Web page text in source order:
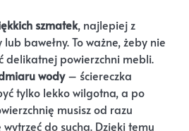
szmatek, najlepiej z
bawełny. To ważne, żeby nie
delikatnej powierzchni mebli.
wody– ściereczka
tylko lekko wilgotna, a po
musisz od razu
do sucha. Dzięki temu